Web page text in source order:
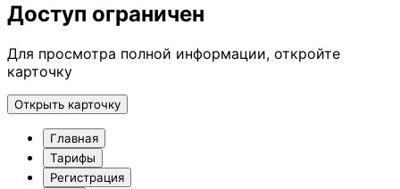
Доступ ограничен
Для просмотра полной информации, откройте
карточку
Открыть карточку
Главная
Тарифы
Регистрация